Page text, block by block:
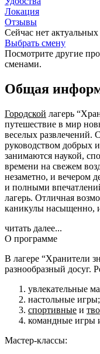
Локация
Отзывы
Сейчас нет
Выбрать смену
Посмотрите другие
сменами.
Общая
Городской лагерь
путешествие в мир
веселых развлечений.
руководством добрых
занимаются наукой,
времени на свежем
незаметно, и вечером
и полными
лагерь. Отличная
каникулы насыщенно,
читать далее...
О программе
В лагере “Хранители
разнообразный досуг.
увлекательные
настольные игры;
спортивные и
командные игры
Мастер-классы: